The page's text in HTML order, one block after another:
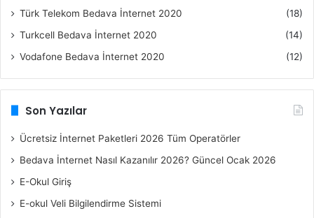
Türk Telekom Bedava İnternet 2020
(18)
Turkcell Bedava İnternet 2020
(14)
Vodafone Bedava İnternet 2020
(12)
Son Yazılar
Ücretsiz İnternet Paketleri 2026 Tüm Operatörler
Bedava İnternet Nasıl Kazanılır 2026? Güncel Ocak 2026
E-Okul Giriş
E-okul Veli Bilgilendirme Sistemi